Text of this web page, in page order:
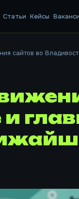
Статьи Кейсы
сайтов во